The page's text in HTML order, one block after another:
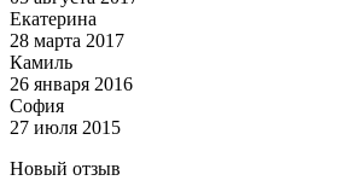
Екатерина
28 марта 2017
Камиль
26 января 2016
София
27 июля 2015
Новый отзыв